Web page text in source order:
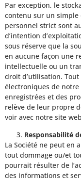
Par exception, le
contenu sur un
personnel strict sont
d’intention
sous réserve que la
en aucune façon une
intellectuelle ou un
droit d’utilisation.
électroniques de
enregistrées et des
relève de leur propre
voir avec notre site
Responsabilité
La Société ne peut en
tout dommage ou/et
pourrait résulter de
des informations et